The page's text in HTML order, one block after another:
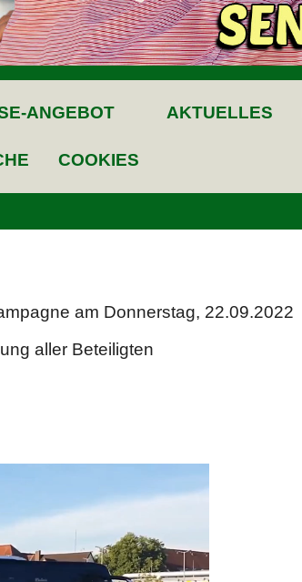
ANGEBOT AKTUELLES
COOKIES
am Donnerstag, 22.09.2022
aller Beteiligten